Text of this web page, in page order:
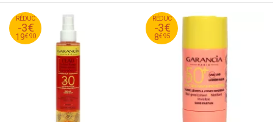
RÉDUC
-3€
19€90
22
€
90
19
€
90
RÉDUC
-3€
8€95
11
€
95
8
€
95